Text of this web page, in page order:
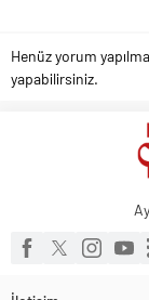
Henüz yorum
yapabilirsiniz.